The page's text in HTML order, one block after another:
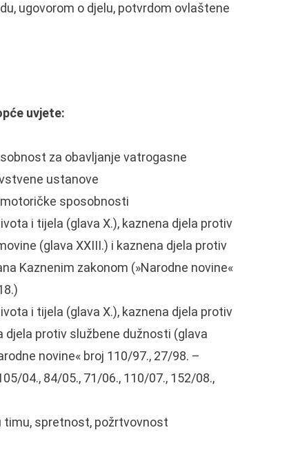
ugovorom o djelu, potvrdom ovlaštene
uvjete:
za obavljanje vatrogasne
ustanove
sposobnosti
i tijela (glava X.), kaznena djela protiv
(glava XXIII.) i kaznena djela protiv
Kaznenim zakonom (»Narodne novine«
i tijela (glava X.), kaznena djela protiv
djela protiv službene dužnosti (glava
novine« broj 110/97., 27/98. –
04., 84/05., 71/06., 110/07., 152/08.,
spretnost, požrtvovnost